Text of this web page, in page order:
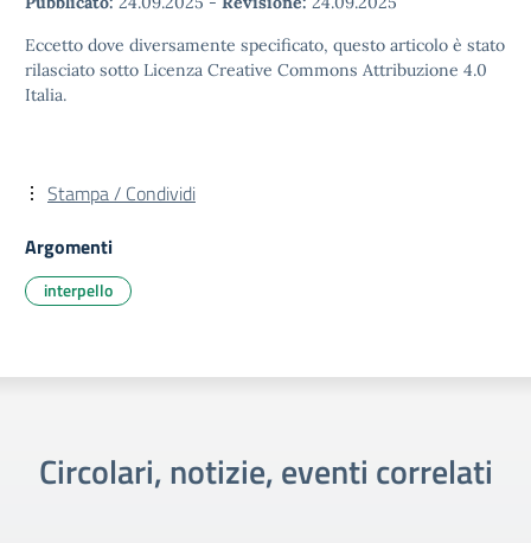
Eccetto dove diversamente specificato, questo articolo è stato
rilasciato sotto Licenza Creative Commons Attribuzione 4.0
Italia.
Stampa / Condividi
Argomenti
interpello
Circolari, notizie, eventi correlati